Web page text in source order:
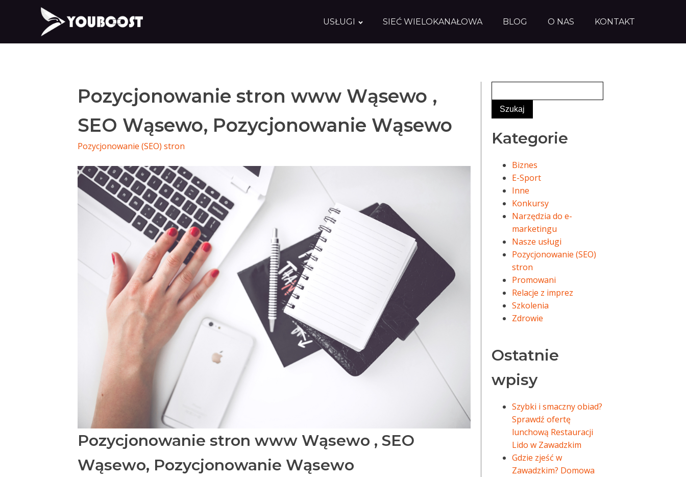
USŁUGI SIEĆ WIELOKANAŁOWA BLOG O NAS KONTAKT
Pozycjonowanie stron www Wąsewo ,
SEO Wąsewo, Pozycjonowanie Wąsewo
Pozycjonowanie (SEO) stron
Pozycjonowanie stron www Wąsewo , SEO
Wąsewo, Pozycjonowanie Wąsewo
Kategorie
Biznes
E-Sport
Inne
Konkursy
Narzędzia do e-
marketingu
Nasze usługi
Pozycjonowanie (SEO)
stron
Promowani
Relacje z imprez
Szkolenia
Zdrowie
Ostatnie
wpisy
Szybki i smaczny obiad?
Sprawdź ofertę
lunchową Restauracji
Lido w Zawadzkim
Gdzie zjeść w
Zawadzkim? Domowa